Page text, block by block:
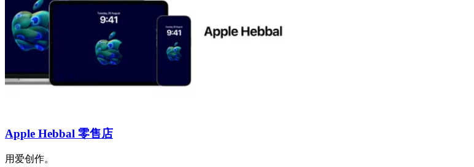
Apple Hebbal 零售店
用爱创作。